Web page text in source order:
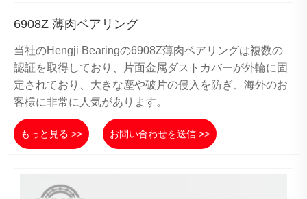
6908Z 薄肉ベアリング
当社のHengji Bearingの6908Z薄肉ベアリングは複数の
認証を取得しており、片面金属ダストカバーが外輪に固
定されており、大きな塵や破片の侵入を防ぎ、海外のお
客様に非常に人気があります。
もっと見る >> お問い合わせを送信 >>